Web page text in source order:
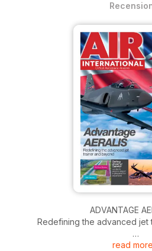
ADVANTAGE
Redefining the advanced jet
GETTING AHEAD
read more